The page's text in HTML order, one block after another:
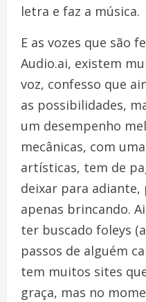
letra e faz a música.
E as vozes que são
Audio.ai, existem
voz, confesso que
as possibilidades,
um desempenho
mecânicas, com
artísticas, tem de
deixar para
apenas brincando.
ter buscado foleys
passos de alguém
tem muitos sites
graça, mas no